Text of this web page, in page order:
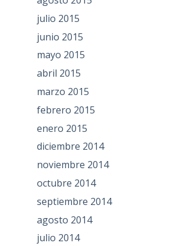
julio 2015
junio 2015
mayo 2015
abril 2015
marzo 2015
febrero 2015
enero 2015
diciembre 2014
noviembre 2014
octubre 2014
septiembre 2014
agosto 2014
julio 2014